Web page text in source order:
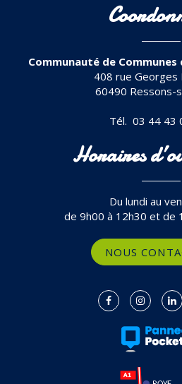
Communauté de Communes
408 rue Georges
60490 Ressons-
Tél. 03 44 43
Horaires
Du lundi au
de 9h00 à 12h30 et de
NOUS
Lien
compte
Lien
le
compte
le